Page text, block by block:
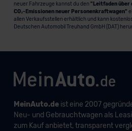
neuer Fahrzeuge kannst du den "Leitfaden über
CO₂-Emissionen neuer Personenkraftwagen"
allen Verkaufsstellen erhältlich und kann
Deutschen Automobil Treuhand GmbH (DAT)
MeinAuto.deist eine 2007
Neu- und Gebrauchtwagen als
zum Kauf anbietet, transparent